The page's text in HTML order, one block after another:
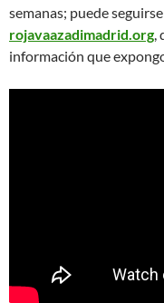
semanas; puede
rojavaazadimadrid.org,
información que